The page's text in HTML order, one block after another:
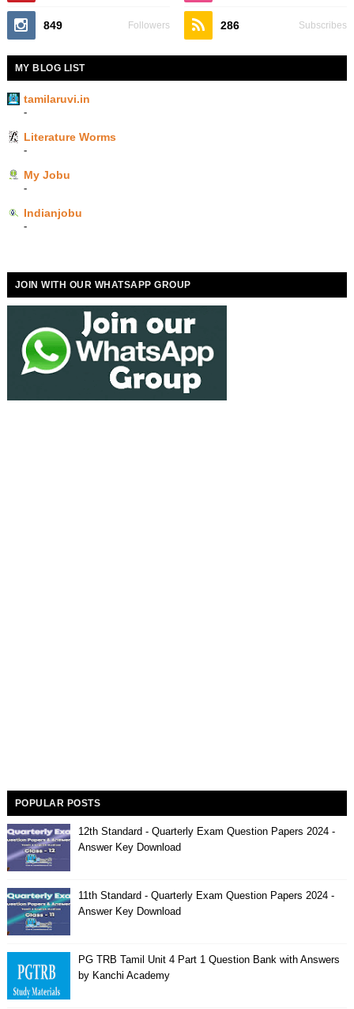
849 Followers 286 Subscribes
MY BLOG LIST
tamilaruvi.in
-
Literature Worms
-
My Jobu
-
Indianjobu
-
JOIN WITH OUR WHATSAPP GROUP
POPULAR POSTS
12th Standard - Quarterly Exam Question Papers 2024 -
Answer Key Download
11th Standard - Quarterly Exam Question Papers 2024 -
Answer Key Download
PG TRB Tamil Unit 4 Part 1 Question Bank with Answers
by Kanchi Academy